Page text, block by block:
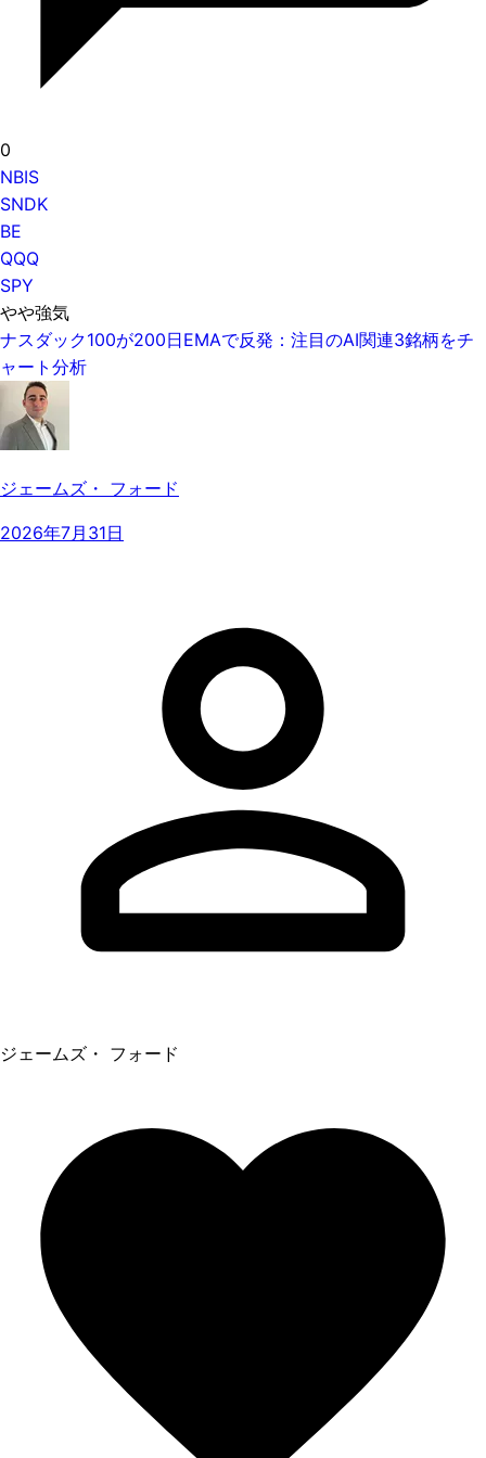
0
NBIS
SNDK
BE
QQQ
SPY
やや強気
ナスダック100が200日EMAで反発：注目のAI関連3銘柄をチ
ャート分析
ジェームズ・ フォード
2026年7月31日
ジェームズ・ フォード